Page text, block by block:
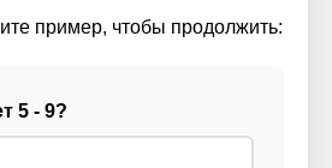
пример, чтобы продолжить:
5 - 9?